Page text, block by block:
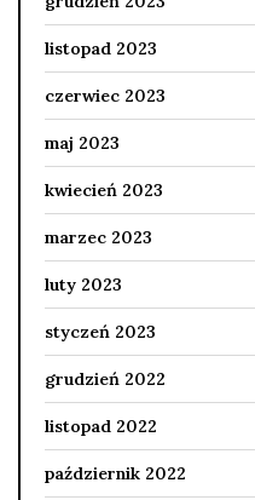
listopad 2023
czerwiec 2023
maj 2023
kwiecień 2023
marzec 2023
luty 2023
styczeń 2023
grudzień 2022
listopad 2022
październik 2022